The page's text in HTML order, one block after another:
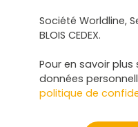
Société Worldline,
BLOIS CEDEX.
Pour en savoir
données
politique de